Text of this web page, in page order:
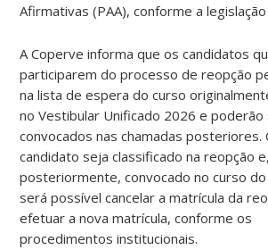
Afirmativas (PAA), conforme a
A Coperve informa que os candidatos
participarem do processo de reopção
na lista de espera do curso
no Vestibular Unificado 2026 e poderão
convocados nas chamadas posteriores.
candidato seja classificado na reopção e,
posteriormente, convocado no curso
será possível cancelar a matrícula da
efetuar a nova matrícula, conforme os
procedimentos institucionais.